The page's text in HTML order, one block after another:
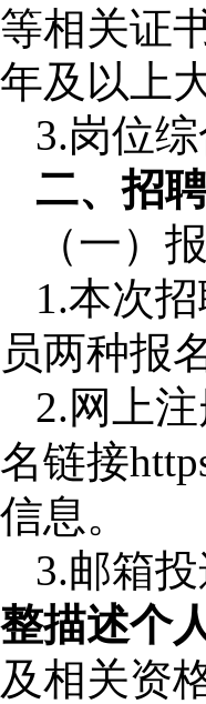
等相关证
年及 以上
3.岗位
二、招
（一）
1.本次
员两种报
2.网上
名链接
信息。
3.邮箱投
整描述个
及相关资